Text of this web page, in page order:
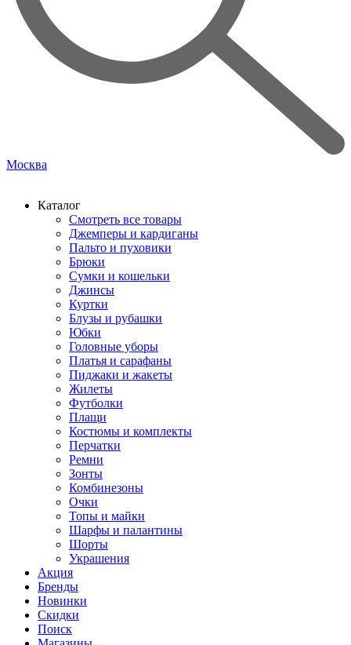
Москва
Каталог
Смотреть все товары
Джемперы и кардиганы
Пальто и пуховики
Брюки
Сумки и кошельки
Джинсы
Куртки
Блузы и рубашки
Юбки
Головные уборы
Платья и сарафаны
Пиджаки и жакеты
Жилеты
Футболки
Плащи
Костюмы и комплекты
Перчатки
Ремни
Зонты
Комбинезоны
Очки
Топы и майки
Шарфы и палантины
Шорты
Украшения
Акция
Бренды
Новинки
Скидки
Поиск